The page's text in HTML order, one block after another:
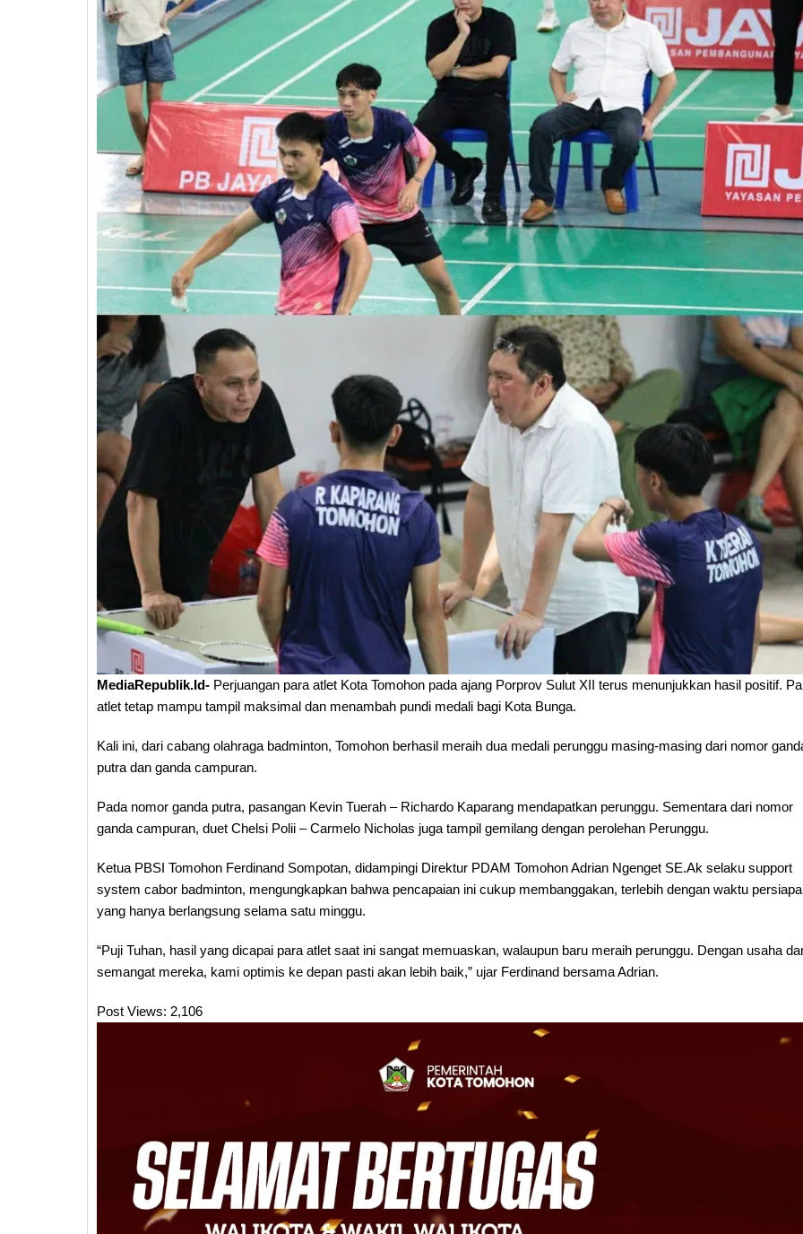
MediaRepublik.Id- Perjuangan para atlet Kota Tomohon pada ajang Porprov Sulut XII terus menunjukkan hasil positif.
atlet tetap mampu tampil maksimal dan menambah pundi medali bagi Kota Bunga.
Kali ini, dari cabang olahraga badminton, Tomohon berhasil meraih dua medali perunggu masing-masing dari nomor
putra dan ganda campuran.
Pada nomor ganda putra, pasangan Kevin Tuerah – Richardo Kaparang mendapatkan perunggu. Sementara dari nomor
ganda campuran, duet Chelsi Polii – Carmelo Nicholas juga tampil gemilang dengan perolehan Perunggu.
Ketua PBSI Tomohon Ferdinand Sompotan, didampingi Direktur PDAM Tomohon Adrian Ngenget SE.Ak selaku support
system cabor badminton, mengungkapkan bahwa pencapaian ini cukup membanggakan, terlebih dengan waktu
yang hanya berlangsung selama satu minggu.
“Puji Tuhan, hasil yang dicapai para atlet saat ini sangat memuaskan, walaupun baru meraih perunggu. Dengan usaha
semangat mereka, kami optimis ke depan pasti akan lebih baik,” ujar Ferdinand bersama Adrian.
Post Views: 2,106